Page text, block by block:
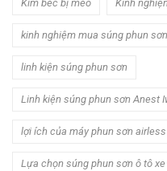
Kim béc bị méo Kinh
kinh nghiệm mua súng phun
linh kiện súng phun sơn
Linh kiện súng phun sơn Anest
lợi ích của máy phun sơn airless
Lựa chọn súng phun sơn ô tô